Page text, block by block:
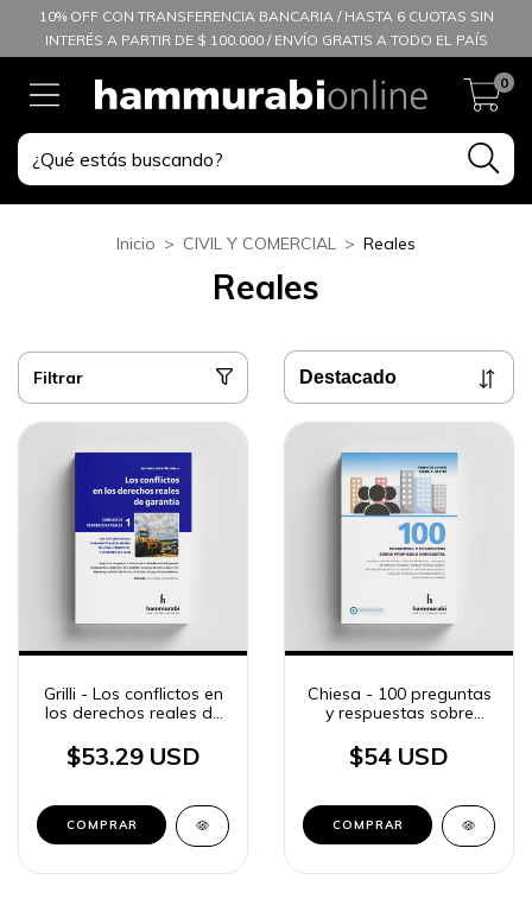
10% OFF CON TRANSFERENCIA BANCARIA / HASTA 6 CUOTAS SIN
INTERÉS A PARTIR DE $ 100.000 / ENVÍO GRATIS A TODO EL PAÍS
0
Inicio > CIVIL Y COMERCIAL > Reales
Reales
Filtrar
Grilli - Los conflictos en
los derechos reales de
$53.29 USD
COMPRAR
Chiesa - 100 preguntas
y respuestas sobre
$54 USD
COMPRAR